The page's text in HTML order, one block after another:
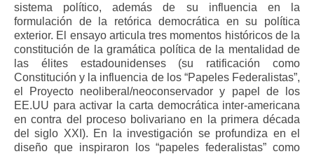
sistema político, además de su influencia en la
formulación de la retórica democrática en su política
exterior. El ensayo articula tres momentos históricos de la
constitución de la gramática política de la mentalidad de
las élites estadounidenses (su ratificación como
Constitución y la influencia de los “Papeles Federalistas”,
el Proyecto neoliberal/neoconservador y papel de los
EE.UU para activar la carta democrática inter-americana
en contra del proceso bolivariano en la primera década
del siglo XXI). En la investigación se profundiza en el
diseño que inspiraron los “papeles federalistas” como